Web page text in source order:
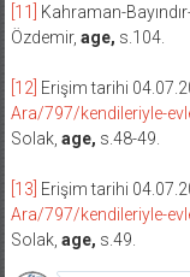
[11]
Kahraman-
Özdemir, age, s.104.
[12] Erişim tarihi
Ara/797/kendileriyle-
Solak, age, s.48-49.
[13] Erişim tarihi
Ara/797/kendileriyle-
Solak, age, s.49.